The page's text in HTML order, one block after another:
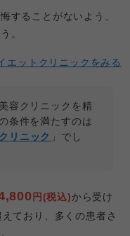
することがないよう、
。
エットクリニックをみる
容クリニックを精
条件を満たすのは
リニック 」でし
円(税込)から受け
ており、多くの患者さ